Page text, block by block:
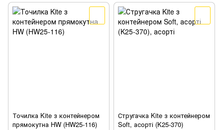
Точилка Kite з контейнером
прямокутна HW (HW25-116)
Стругачка Kite з контейнером
Soft, асорті (K25-370)